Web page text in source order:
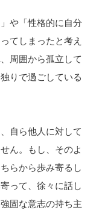
や「性格的に自分
てしまったと考え
周囲から孤立して
りで過ごしている
自ら他人に対して
ん。もし、そのよ
らから歩み寄るし
って、徐々に話し
固な意志の持ち主